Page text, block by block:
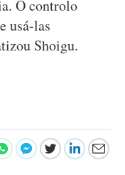
O controlo
usá-las
Shoigu.